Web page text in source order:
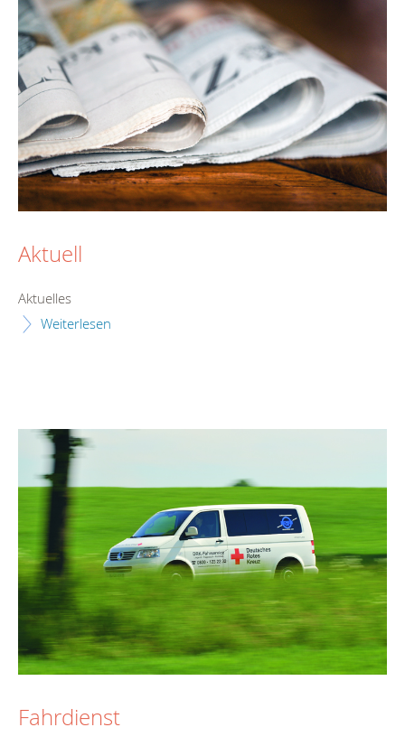
Aktuell
Aktuelles
Weiterlesen
Fahrdienst